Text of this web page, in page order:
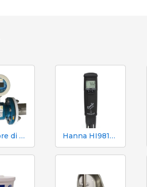
Contatore di volume e azoto Mecaniques Segalés DN150 Hanna HI98130 pH, EC, TDS e tester di temperatura